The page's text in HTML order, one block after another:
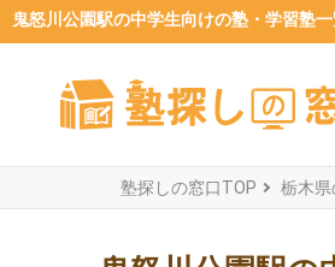
鬼怒川公園駅の中学生向けの塾・学習塾一
塾探しの窓口TOP 栃木県